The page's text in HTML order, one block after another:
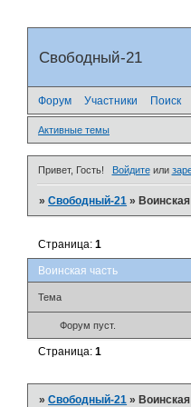
Свободный-21
Форум Участники Поиск
Активные темы
Привет, Гость! Войдитеили
»Свободный-21 »
Воинская часть
Страница:1
Тема
Форум пуст.
Страница:1
»Свободный-21 »